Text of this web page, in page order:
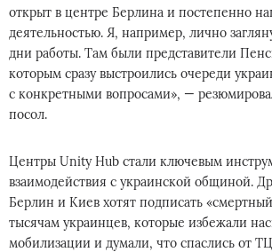
открыт в центре Берлина и постепенно
деятельностью. Я, например, лично
дни работы. Там были представители
которым сразу выстроились очереди
с конкретными вопросами», —
посол.
Центры Unity Hub стали ключевым
взаимодействия с украинской общиной.
Берлин и Киев хотят подписать
тысячам украинцев, которые избежали
мобилизации и думали, что спаслись от